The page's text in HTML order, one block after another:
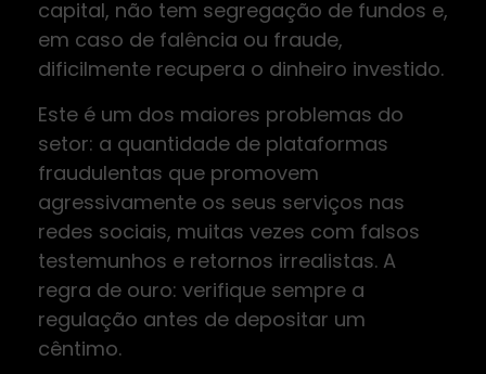
capital, não tem segregação de fundos e,
em caso de falência ou fraude,
dificilmente recupera o dinheiro investido.
Este é um dos maiores problemas do
setor: a quantidade de plataformas
fraudulentas que promovem
agressivamente os seus serviços nas
redes sociais, muitas vezes com falsos
testemunhos e retornos irrealistas. A
regra de ouro: verifique sempre a
regulação antes de depositar um
cêntimo.